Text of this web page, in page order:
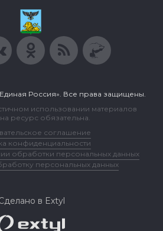
Россия». Все права защищены.
использовании материалов
ресурс обязательна.
соглашение
конфиденциальности
обработки персональных данных
персональных данных
в Extyl